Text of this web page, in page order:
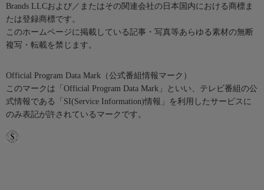
Brands LLCおよび／またはその関連会社の日本国内における商標ま
たは登録商標です。
このホームページに掲載している記事・写真等あらゆる素材の無断
複写・転載を禁じます。
Official Program Data Mark（公式番組情報マーク）
このマークは「Official Program Data Mark」といい、テレビ番組の公
式情報である「SI(Service Information)情報」を利用したサービスに
のみ表記が許されているマークです。